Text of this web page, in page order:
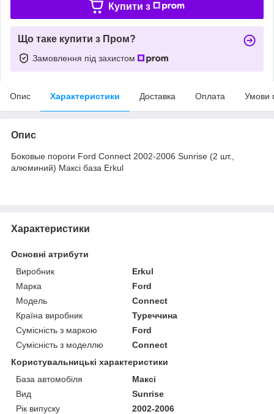
Купити з
Що таке купити з Пром?
Замовлення під захистом
Опис Характеристики Доставка Оплата Умови
Опис
Боковые пороги Ford Connect 2002-2006 Sunrise (2 шт.,
алюминий) Максі база Erkul
Характеристики
Основні атрибути
Виробник
Erkul
Марка
Ford
Модель
Connect
Країна виробник
Туреччина
Сумісність з маркою
Ford
Сумісність з моделлю
Connect
Користувальницькі характеристики
База автомобіля
Максі
Вид
Sunrise
Рік випуску
2002-2006